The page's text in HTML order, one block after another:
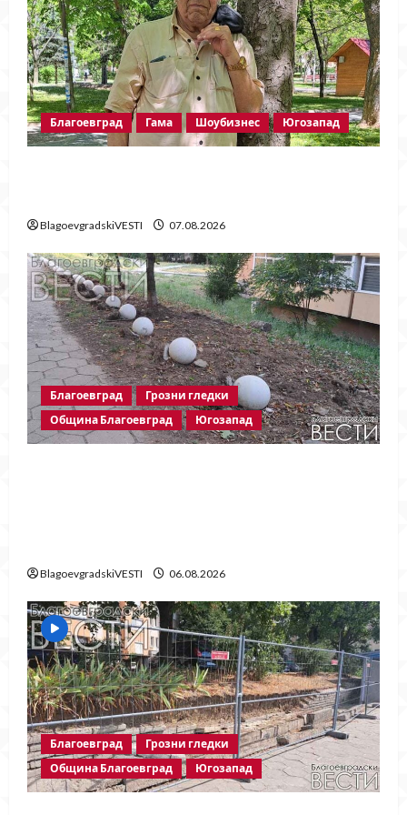
Благоевград Гама Шоубизнес Югозапад
BlagoevgradskiVESTI 07.08.2026
Благоевград
Грозни гледки
Община Благоевград
Югозапад
BlagoevgradskiVESTI 06.08.2026
Благоевград
Грозни гледки
Община Благоевград
Югозапад